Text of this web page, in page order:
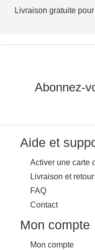
Livraison gratuite
Abonnez-
Aide et
Activer une carte
Livraison et retour
FAQ
Contact
Mon compte
Mon compte